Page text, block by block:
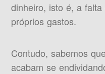
dinheiro, isto é, a
próprios gastos.
Contudo, sabemos
acabam se